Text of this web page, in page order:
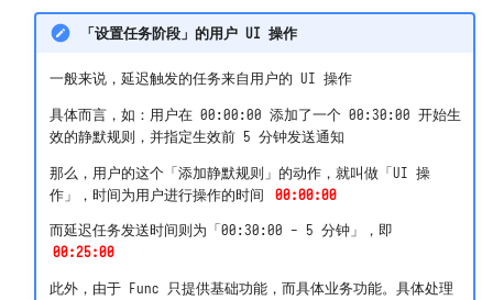
「设置任务阶段」的用户 UI 操作
一般来说，延迟触发的任务来自用户的 UI 操作
具体而言，如：用户在 00:00:00 添加了一个 00:30:00 开始生
效的静默规则，并指定生效前 5 分钟发送通知
那么，用户的这个「添加静默规则」的动作，就叫做「UI 操
作」，时间为用户进行操作的时间
00:00:00
而延迟任务发送时间则为「00:30:00 - 5 分钟」，即
00:25:00
此外，由于 Func 只提供基础功能，而具体业务功能。具体处理